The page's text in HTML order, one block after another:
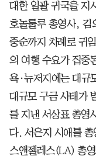
대한 일괄 귀국을 지
호놀룰루 총영사, 김
중순까지 차례로 귀
의 여행 수요가 집중
욕·뉴저지에는 대규
대규모 구금 사태가
를 지낸 서상표 총영
다. 서은지 시애틀
스앤젤레스(LA) 총